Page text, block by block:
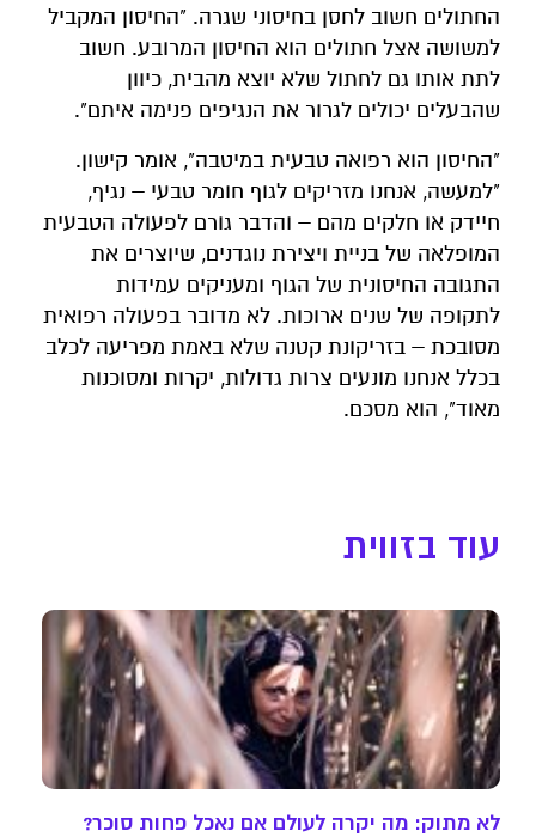
החתולים חשוב לחסן בחיסוני שגרה. "החיסון המקביל
למשושה אצל חתולים הוא החיסון המרובע. חשוב
לתת אותו גם לחתול שלא יוצא מהבית, כיוון
שהבעלים יכולים לגרור את הנגיפים פנימה איתם".
"החיסון הוא רפואה טבעית במיטבה", אומר קישון.
"למעשה, אנחנו מזריקים לגוף חומר טבעי – נגיף,
חיידק או חלקים מהם – והדבר גורם לפעולה הטבעית
המופלאה של בניית ויצירת נוגדנים, שיוצרים את
התגובה החיסונית של הגוף ומעניקים עמידות
לתקופה של שנים ארוכות. לא מדובר בפעולה רפואית
מסובכת – בזריקונת קטנה שלא באמת מפריעה לכלב
בכלל אנחנו מונעים צרות גדולות, יקרות ומסוכנות
מאוד", הוא מסכם.
עוד בזווית
לא מתוק: מה יקרה לעולם אם נאכל פחות סוכר?